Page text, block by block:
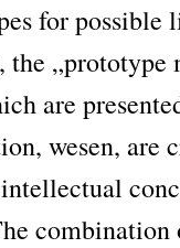
for pos­si­ble
„pro­to­ty­pe
are
wesen, are
com­bi­na­ti­on